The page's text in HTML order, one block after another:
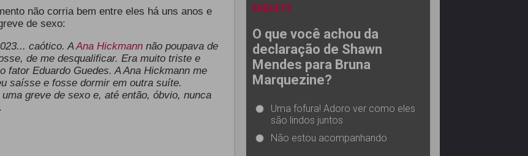
não corria bem entre eles há uns anos e
de sexo:
caótico. AAna Hickmannnão poupava de
de me desqualificar. Era muito triste e
fator Eduardo Guedes. A Ana Hickmann me
saísse e fosse dormir em outra suíte.
greve de sexo e, até então, óbvio, nunca
ENQUETE
O que você achou da
declaração de Shawn
Mendes para Bruna
Marquezine?
Uma fofura! Adoro ver como eles
são lindos juntos
Não estou acompanhando